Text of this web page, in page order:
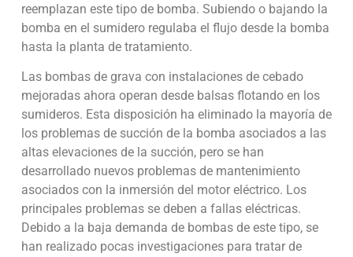
reemplazan este tipo de bomba. Subiendo o bajando la
bomba en el sumidero regulaba el flujo desde la bomba
hasta la planta de tratamiento.
Las bombas de grava con instalaciones de cebado
mejoradas ahora operan desde balsas flotando en los
sumideros. Esta disposición ha eliminado la mayoría de
los problemas de succión de la bomba asociados a las
altas elevaciones de la succión, pero se han
desarrollado nuevos problemas de mantenimiento
asociados con la inmersión del motor eléctrico. Los
principales problemas se deben a fallas eléctricas.
Debido a la baja demanda de bombas de este tipo, se
han realizado pocas investigaciones para tratar de